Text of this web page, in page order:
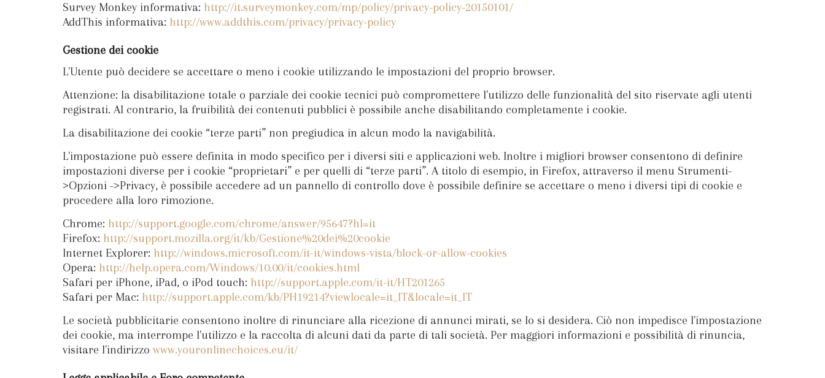
Survey Monkey informativa: http://it.surveymonkey.com/mp/policy/privacy-policy-20150101/
AddThis informativa: http://www.addthis.com/privacy/privacy-policy
Gestione dei cookie
L'Utente può decidere se accettare o meno i cookie utilizzando le impostazioni del proprio browser.
Attenzione: la disabilitazione totale o parziale dei cookie tecnici può compromettere l'utilizzo delle funzionalità del sito riservate agli utenti
registrati. Al contrario, la fruibilità dei contenuti pubblici è possibile anche disabilitando completamente i cookie.
La disabilitazione dei cookie “terze parti” non pregiudica in alcun modo la navigabilità.
L'impostazione può essere definita in modo specifico per i diversi siti e applicazioni web. Inoltre i migliori browser consentono di definire
impostazioni diverse per i cookie “proprietari” e per quelli di “terze parti”. A titolo di esempio, in Firefox, attraverso il menu Strumenti-
>Opzioni ->Privacy, è possibile accedere ad un pannello di controllo dove è possibile definire se accettare o meno i diversi tipi di cookie e
procedere alla loro rimozione.
Chrome: http://support.google.com/chrome/answer/95647?hl=it
Firefox: http://support.mozilla.org/it/kb/Gestione%20dei%20cookie
Internet Explorer: http://windows.microsoft.com/it-it/windows-vista/block-or-allow-cookies
Opera: http://help.opera.com/Windows/10.00/it/cookies.html
Safari per iPhone, iPad, o iPod touch: http://support.apple.com/it-it/HT201265
Safari per Mac: http://support.apple.com/kb/PH19214?viewlocale=it_IT&locale=it_IT
Le società pubblicitarie consentono inoltre di rinunciare alla ricezione di annunci mirati, se lo si desidera. Ciò non impedisce l'impostazione
dei cookie, ma interrompe l'utilizzo e la raccolta di alcuni dati da parte di tali società. Per maggiori informazioni e possibilità di rinuncia,
visitare l'indirizzo www.youronlinechoices.eu/it/